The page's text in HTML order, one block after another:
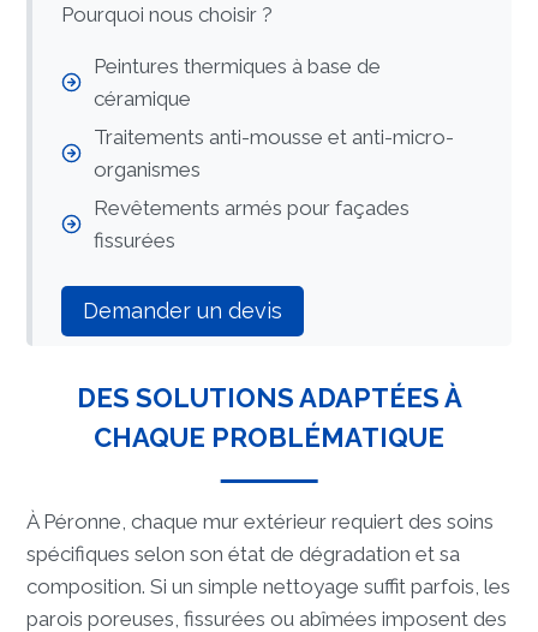
Pourquoi nous choisir ?
Peintures thermiques à base de
céramique
Traitements anti-mousse et anti-micro-
organismes
Revêtements armés pour façades
fissurées
Demander un devis
DES SOLUTIONS ADAPTÉES À
CHAQUE PROBLÉMATIQUE
À Péronne, chaque mur extérieur requiert des soins
spécifiques selon son état de dégradation et sa
composition. Si un simple nettoyage suffit parfois, les
parois poreuses, fissurées ou abîmées imposent des